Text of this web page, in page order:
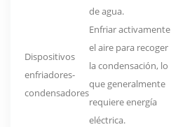
de agua.
Dispositivos
enfriadores-
condensadores
Enfriar activamente
el aire para recoger
la condensación, lo
que generalmente
requiere energía
eléctrica.